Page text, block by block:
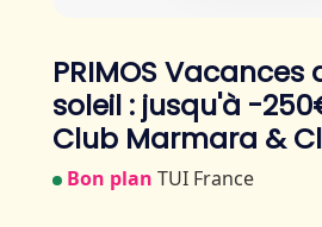
PRIMOS Vacances
soleil : jusqu'à -
Club Marmara &
Bon plan TUI France